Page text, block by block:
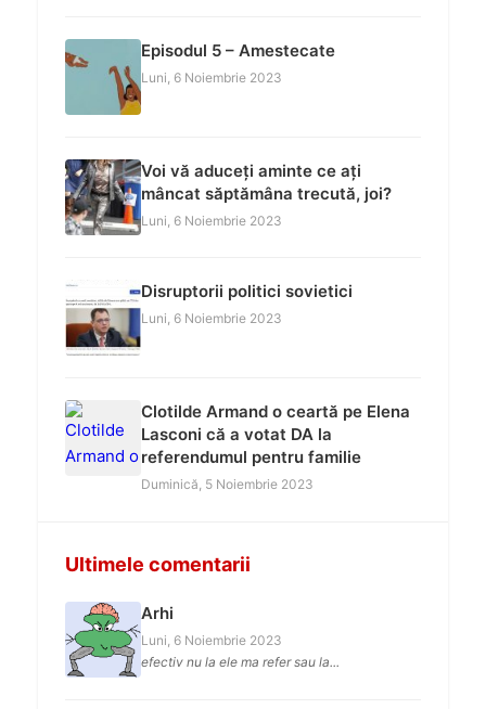
Episodul 5 – Amestecate
Luni, 6 Noiembrie 2023
Voi vă aduceți aminte ce ați
mâncat săptămâna trecută, joi?
Luni, 6 Noiembrie 2023
Disruptorii politici sovietici
Luni, 6 Noiembrie 2023
Clotilde Armand o ceartă pe Elena
Lasconi că a votat DA la
referendumul pentru familie
Duminică, 5 Noiembrie 2023
Ultimele comentarii
Arhi
Luni, 6 Noiembrie 2023
efectiv nu la ele ma refer sau la...